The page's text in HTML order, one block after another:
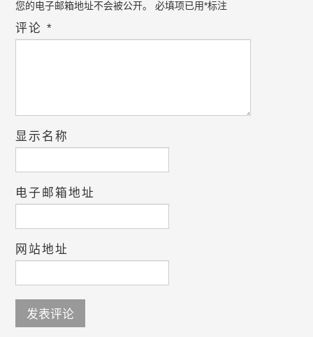
您的电子邮箱地址不会被公开。 必填项已用*标注
评论*
显示名称
电子邮箱地址
网站地址